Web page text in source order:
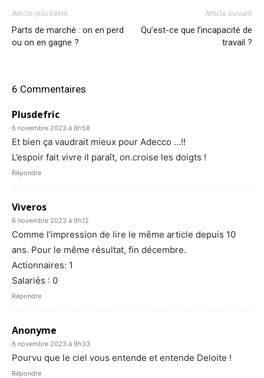
Article précédent
Parts de marché : on en perd
ou on en gagne ?
Article suivant
Qu’est-ce que l’incapacité de
travail ?
6 Commentaires
Plusdefric
6 novembre 2023 à 8h58
Et bien ça vaudrait mieux pour Adecco …!!
L’espoir fait vivre il paraît, on.croise les doigts !
Répondre
Viveros
6 novembre 2023 à 9h12
Comme l’impression de lire le même article depuis 10
ans. Pour le même résultat, fin décembre.
Actionnaires: 1
Salariés : 0
Répondre
Anonyme
6 novembre 2023 à 9h33
Pourvu que le ciel vous entende et entende Deloite !
Répondre